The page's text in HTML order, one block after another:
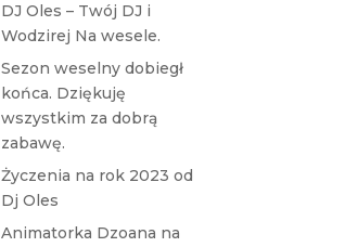
DJ Oles – Twój DJ i
Wodzirej Na wesele.
Sezon weselny dobiegł
końca. Dziękuję
wszystkim za dobrą
zabawę.
Życzenia na rok 2023 od
Dj Oles
Animatorka Dzoana na